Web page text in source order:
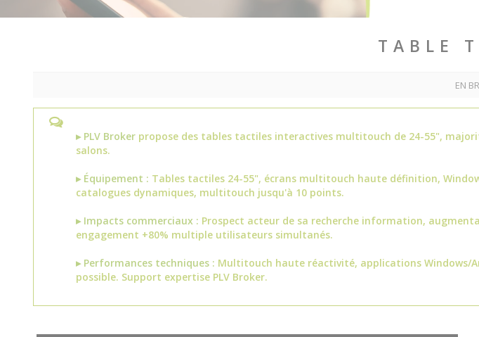
TABLE
EN
▸ PLV Broker propose des tables tactiles interactives multitouch de 24-55",
salons.
▸ Équipement : Tables tactiles 24-55", écrans multitouch haute définition,
catalogues dynamiques, multitouch jusqu'à 10 points.
▸ Impacts commerciaux : Prospect acteur de sa recherche information,
engagement +80% multiple utilisateurs simultanés.
▸ Performances techniques : Multitouch haute réactivité, applications Windows/
possible. Support expertise PLV Broker.